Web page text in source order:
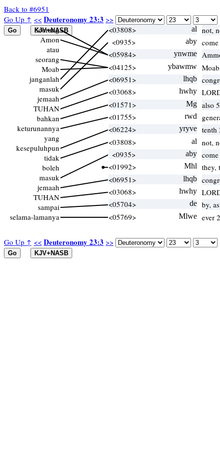
Back to #6951
Go Up ↑ << Deuteronomy 23:3 >>
Go Up ↑ << Deuteronomy 23:3 >>
Seorang
Amon
atau
seorang
Moab
janganlah
masuk
jemaah
TUHAN
bahkan
keturunannya
yang
kesepuluhpun
tidak
boleh
masuk
jemaah
TUHAN
sampai
selama-lamanya
<03808> al
not,
<0935>
aby
<05984>
ynwme
<04125>
ybawmw
<06951>
lhqb
<03068>
hwhy
<01571>
Mg also
<01755>
rwd
<06224>
yryve tenth
<03808>
al
not,
<0935>
aby
<01992>
Mhl
they,
<06951>
lhqb
<03068>
hwhy
<05704>
de by,
<05769>
Mlwe ever